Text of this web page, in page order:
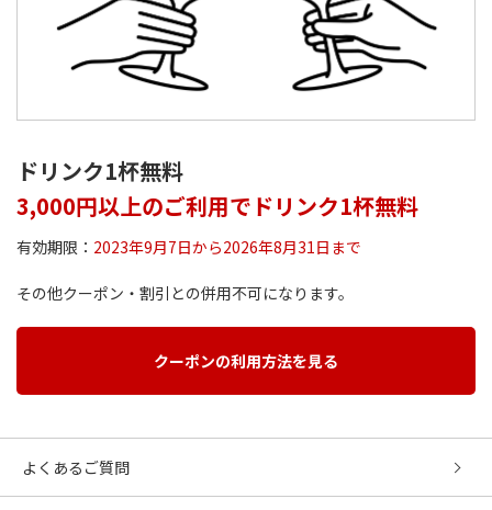
ドリンク1杯無料
3,000円以上のご利用でドリンク1杯無料
有効期限： 2023年9月7日から2026年8月31日まで
その他クーポン・割引との併用不可になります。
クーポンの利用方法を見る
よくあるご質問